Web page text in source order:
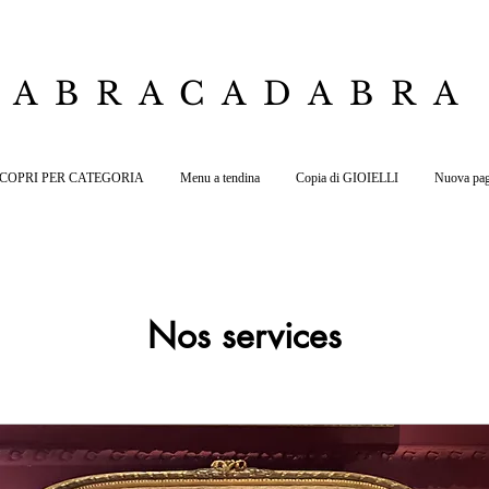
ABRACADABRA
PER CATEGORIA Menu a tendina Copia di GIOIELLI Nuova
Nos services